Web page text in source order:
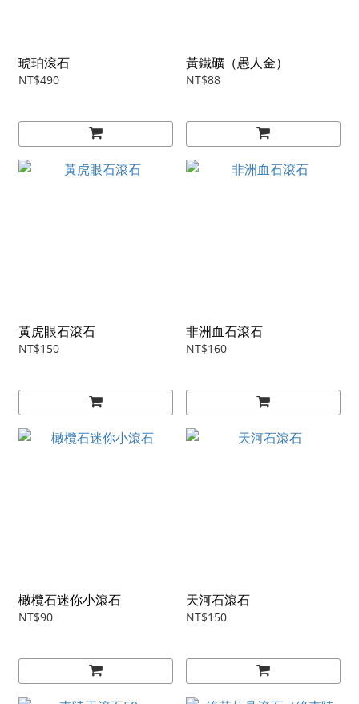
琥珀滾石
NT$490
黃鐵礦（愚人金）
NT$88
黃虎眼石滾石
NT$150
非洲血石滾石
NT$160
橄欖石迷你小滾石
NT$90
天河石滾石
NT$150